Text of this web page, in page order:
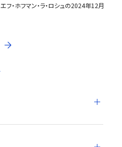
エフ・ホフマン・ラ・ロシュの2024年12月期中